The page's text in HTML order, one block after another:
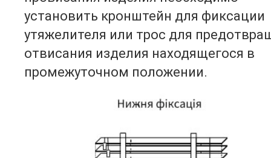
установить кронштейн для фиксации
утяжелителя или трос для
отвисания изделия находящегося в
промежуточном положении.